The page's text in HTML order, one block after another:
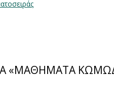
«ΜΑΘΗΜΑΤΑ